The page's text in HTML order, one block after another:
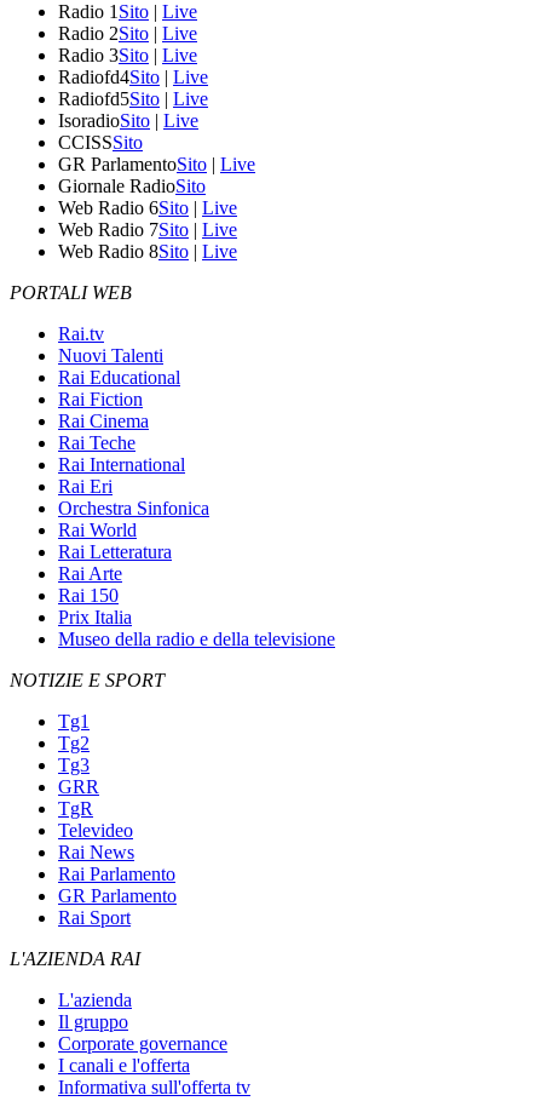
Radio 1 Sito | Live
Radio 2Sito | Live
Radio 3Sito | Live
Radiofd4Sito | Live
Radiofd5Sito | Live
IsoradioSito | Live
CCISSSito
GR ParlamentoSito | Live
Giornale RadioSito
Web Radio 6Sito | Live
Web Radio 7Sito | Live
Web Radio 8Sito | Live
PORTALI WEB
Rai.tv
Nuovi Talenti
Rai Educational
Rai Fiction
Rai Cinema
Rai Teche
Rai International
Rai Eri
Orchestra Sinfonica
Rai World
Rai Letteratura
Rai Arte
Rai 150
Prix Italia
Museo della radio e della televisione
NOTIZIE E SPORT
Tg1
Tg2
Tg3
GRR
TgR
Televideo
Rai News
Rai Parlamento
GR Parlamento
Rai Sport
L'AZIENDA RAI
L'azienda
Il gruppo
Corporate governance
I canali e l'offerta
Informativa sull'offerta tv